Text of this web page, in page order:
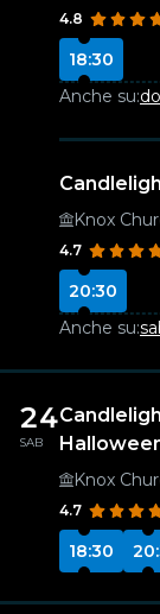
4.8
18:30
Anche su:
Knox
4.7
20:30
Anche su:
24
SAB
Knox
4.7
18:30